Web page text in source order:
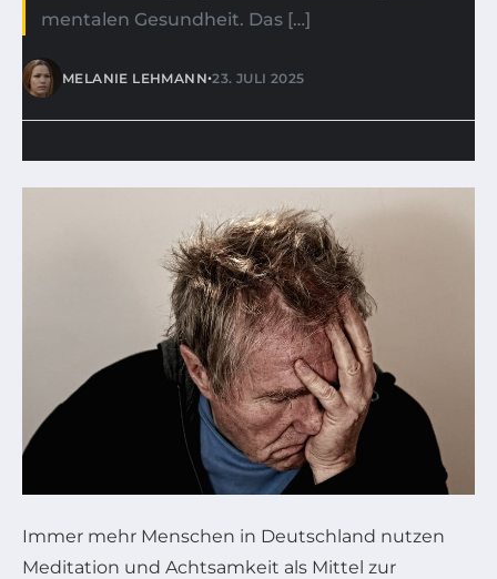
mentalen Gesundheit. Das […]
MELANIE LEHMANN•23. JULI 2025
Immer mehr Menschen in Deutschland nutzen
Meditation und Achtsamkeit als Mittel zur